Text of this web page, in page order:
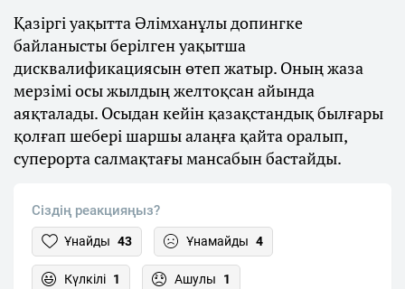
Қазіргі уақытта Әлімханұлы допингке
байланысты берілген уақытша
дисквалификациясын өтеп жатыр. Оның жаза
мерзімі осы жылдың желтоқсан айында
аяқталады. Осыдан кейін қазақстандық былғары
қолғап шебері шаршы алаңға қайта оралып,
суперорта салмақтағы мансабын бастайды.
Сіздің реакцияңыз?
Ұнайды 43 Ұнамайды 4
Күлкілі 1 Ашулы 1